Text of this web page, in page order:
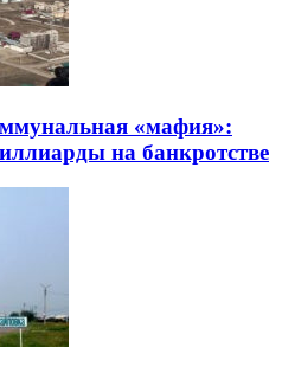
«мафия»:
на банкротстве